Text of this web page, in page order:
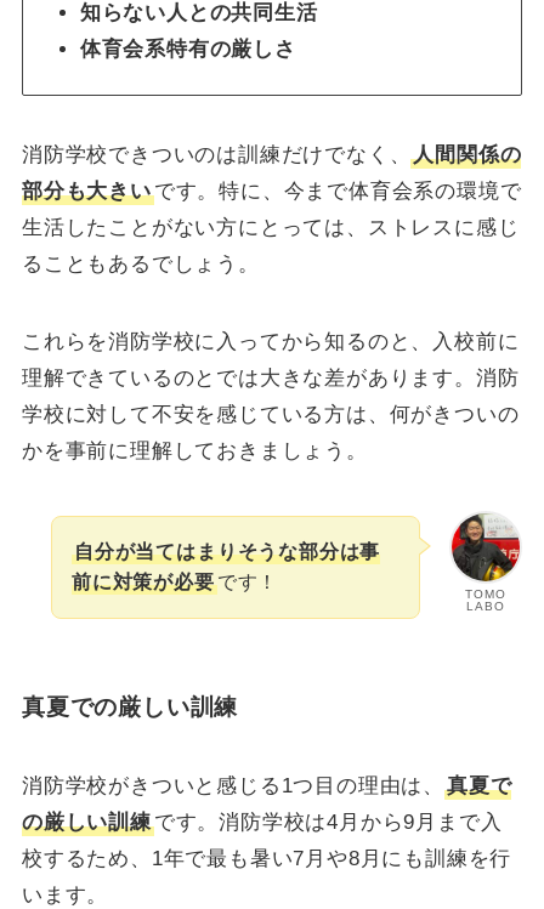
知らない人との共同生活
体育会系特有の厳しさ
消防学校できついのは訓練だけでなく、人間関係の
部分も大きいです。特に、今まで体育会系の環境で
生活したことがない方にとっては、ストレスに感じ
ることもあるでしょう。
これらを消防学校に入ってから知るのと、入校前に
理解できているのとでは大きな差があります。消防
学校に対して不安を感じている方は、何がきついの
かを事前に理解しておきましょう。
TOMO
LABO
自分が当てはまりそうな部分は事
前に対策が必要です！
真夏での厳しい訓練
消防学校がきついと感じる1つ目の理由は、真夏で
の厳しい訓練です。消防学校は4月から9月まで入
校するため、1年で最も暑い7月や8月にも訓練を行
います。